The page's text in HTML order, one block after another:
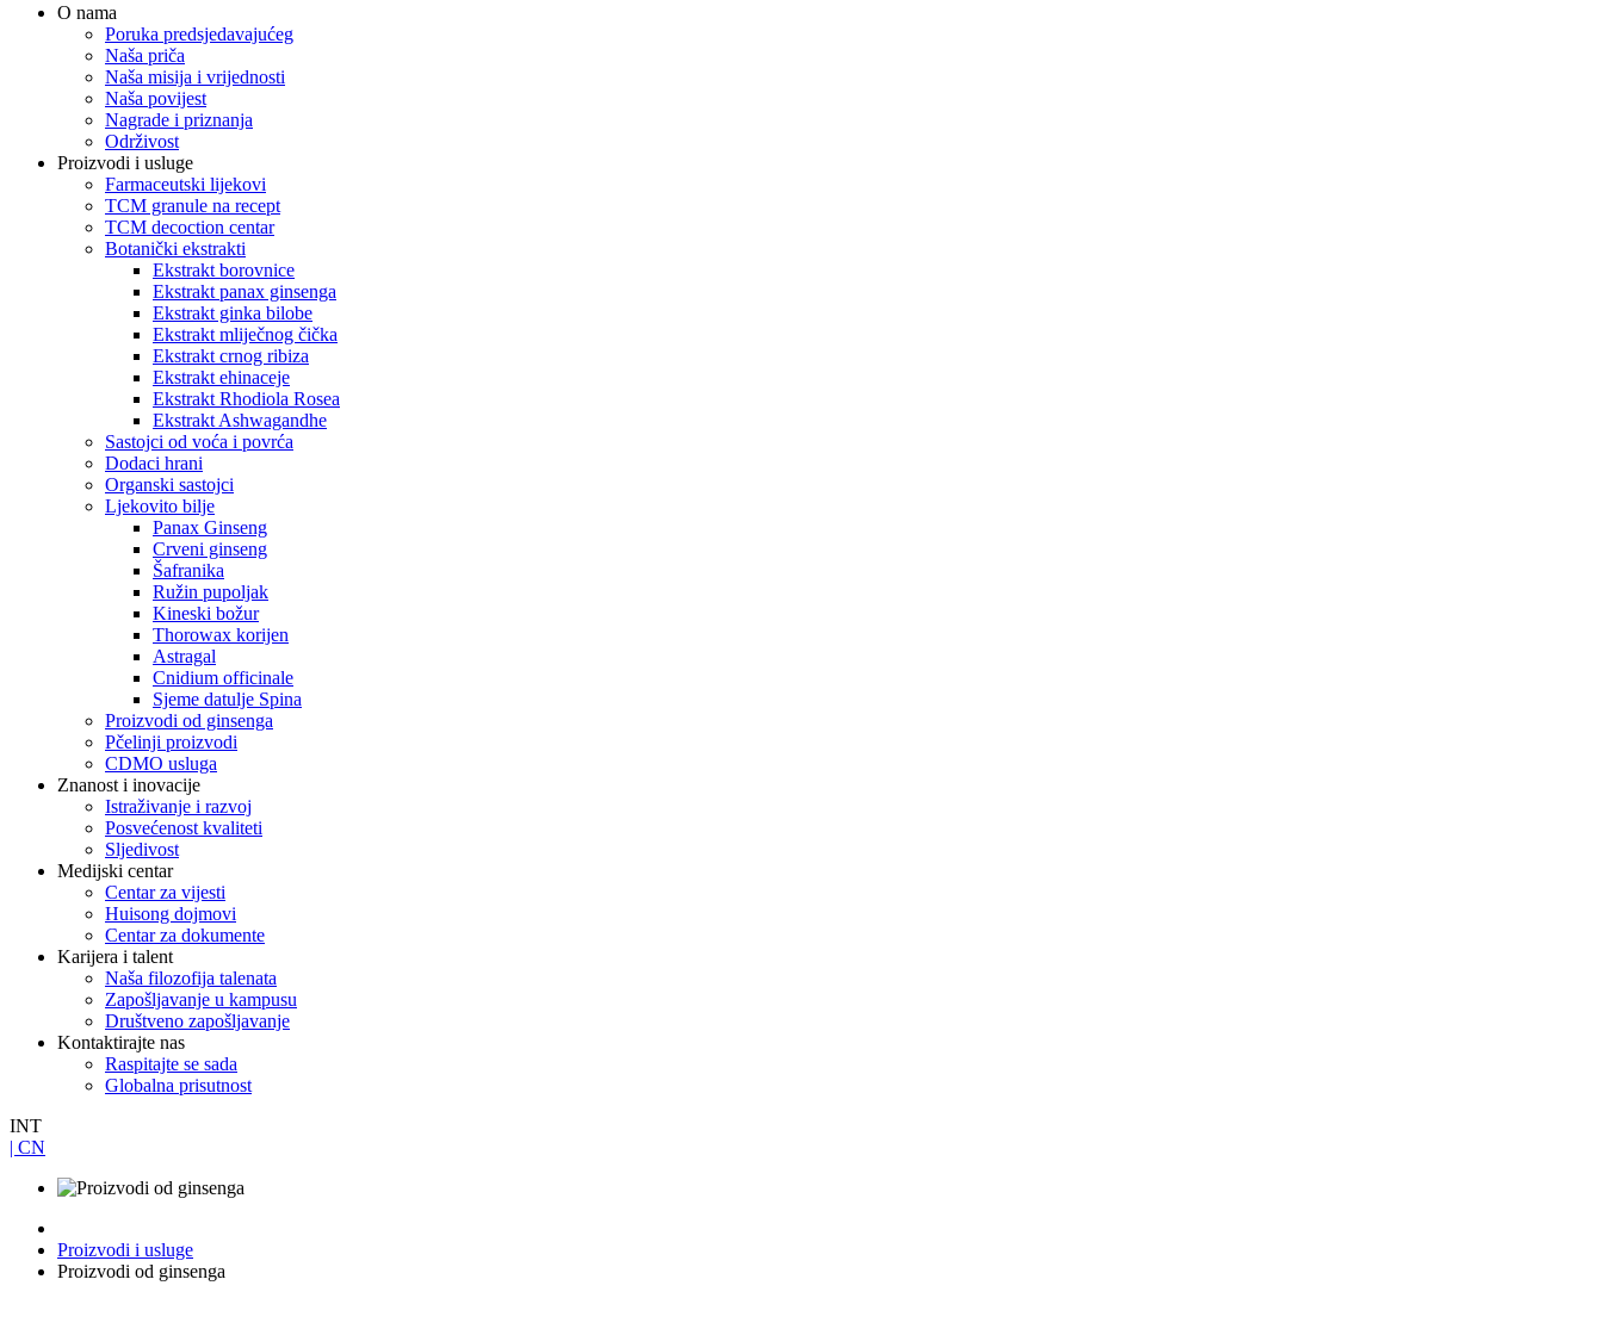
O nama
Poruka predsjedavajućeg
Naša priča
Naša misija i vrijednosti
Naša povijest
Nagrade i priznanja
Održivost
Proizvodi i usluge
Farmaceutski lijekovi
TCM granule na recept
TCM decoction centar
Botanički ekstrakti
Ekstrakt borovnice
Ekstrakt panax ginsenga
Ekstrakt ginka bilobe
Ekstrakt mliječnog čička
Ekstrakt crnog ribiza
Ekstrakt ehinaceje
Ekstrakt Rhodiola Rosea
Ekstrakt Ashwagandhe
Sastojci od voća i povrća
Dodaci hrani
Organski sastojci
Ljekovito bilje
Panax Ginseng
Crveni ginseng
Šafranika
Ružin pupoljak
Kineski božur
Thorowax korijen
Astragal
Cnidium officinale
Sjeme datulje Spina
Proizvodi od ginsenga
Pčelinji proizvodi
CDMO usluga
Znanost i inovacije
Istraživanje i razvoj
Posvećenost kvaliteti
Sljedivost
Medijski centar
Centar za vijesti
Huisong dojmovi
Centar za dokumente
Karijera i talent
Naša filozofija talenata
Zapošljavanje u kampusu
Društveno zapošljavanje
Kontaktirajte nas
Raspitajte se sada
Globalna prisutnost
INT
| CN
Proizvodi i usluge
Proizvodi od ginsenga